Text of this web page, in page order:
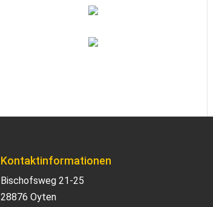
Kontaktinformationen
Bischofsweg 21-25
28876 Oyten